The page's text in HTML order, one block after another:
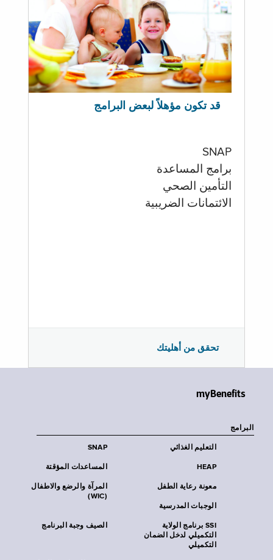
قد تكون مؤهلاً لبعض البرامج
SNAP
برامج المساعدة
التأمين الصحي
الائتمانات الضريبية
تحقق من أهليتك
myBenefits
البرامج
SNAP التعليم الغذائي
المساعدات المؤقتة HEAP
المرآة والرضع والاطفال
(WIC)
معونة رعاية الطفل
الوجبات المدرسية
الصيف وجبة البرنامج
SSI برنامج الولاية
التكميلي لدخل الضمان
التكميلي